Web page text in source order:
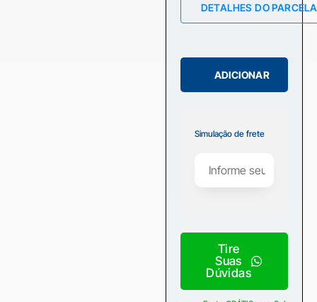
DETALHES DO
ADICIONAR
Simulação de frete
Tire
Suas
Dúvidas